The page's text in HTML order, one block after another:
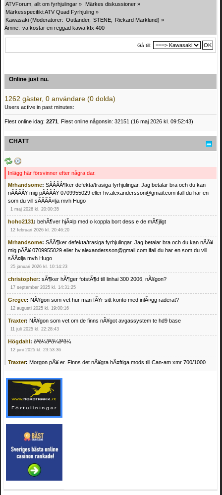
ATVForum, allt om fyrhjulingar » Märkes diskussioner »
Märkesspecifikt ATV Quad Fyrhjuling »
Kawasaki (Moderatorer: Outlander, STENE Rickard Marklund) »
Ämne: va kostar en reggad kawa kfx 400
Gå till:
Online just nu.
1262 gäster, 0 användare (0 dolda)
Users active in past minutes:
Flest online idag: 2271 . Flest online någonsin: 32151 (16 maj 2026 kl. 09:52:43)
CHATT
Inlägg här försvinner efter några dar.
Mrhandsome: SÃÂÃÂ¶ker defekta/trasiga fyrhjulingar. Jag betalar bra och du kan
nÃÂÃÂ¥ mig pÃÂÃÂ¥ 0709955029 eller hv.alexandersson@gmail.com ifall du har en
som du vill sÃÂÃÂ¤lja mvh Hugo
1 maj 2026 kl. 20:00:35
hoho2131: behÃ¶ver hjÃ¤lp med o koppla bort dess e de mÃ¶jligt
12 februari 2026 kl. 20:46:20
Mrhandsome: SÃÂ¶ker defekta/trasiga fyrhjulingar. Jag betalar bra och du kan nÃÂ¥
mig pÃÂ¥ 0709955029 eller hv.alexandersson@gmail.com ifall du har en som du vill
sÃÂ¤lja mvh Hugo
25 januari 2026 kl. 10:14:23
christopher: sÃ¶ker hÃ¶ger fotstÃ¶d till linhai 300 2006, nÃ¥gon?
17 september 2025 kl. 14:31:25
Gregee: NÃ¥gon som vet hur man fÃ¥r sitt konto med inlÃ¤gg raderat?
12 augusti 2025 kl. 19:00:16
Traxter: NÃ¥gon som vet om de finns nÃ¥got avgassystem te hd9 base
11 juli 2025 kl. 22:28:43
Högdahl: ðªð¼ðªð¼ðªð¼
12 juni 2025 kl. 23:53:36
Traxter: Morgon pÃ¥ er. Finns det nÃ¥gra hÃ¤ftiga mods till Can-am xmr 700/1000
Mrhandsome:SÃ¶ker defekta/trasiga fyrhjulingar. Jag betalar bra och du kan nÃ¥ mig
pÃ¥ 0709955029 eller hv.alexandersson@gmail.com ifall du har en som du vill sÃ¤lja
mvh Hugo
21 februari 2025 kl. 09:25:52
Oscar5:NÃ¥gon som vet vad man kan begÃ¤ra fÃ¶r en Honda TRX 350 FE 2005
4 februari 2025 kl. 19:20:50
Oscar5:44
4 februari 2025 kl. 19:15:36
Greger59:NÃ¤gon som vet har en Cetek 500 EFI
15 januari 2025 kl. 23:49:44
Mrhandsome:SÃÂ¶ker defekta/trasiga fyrhjulingar. Jag betalar bra och du kan nÃÂ¥